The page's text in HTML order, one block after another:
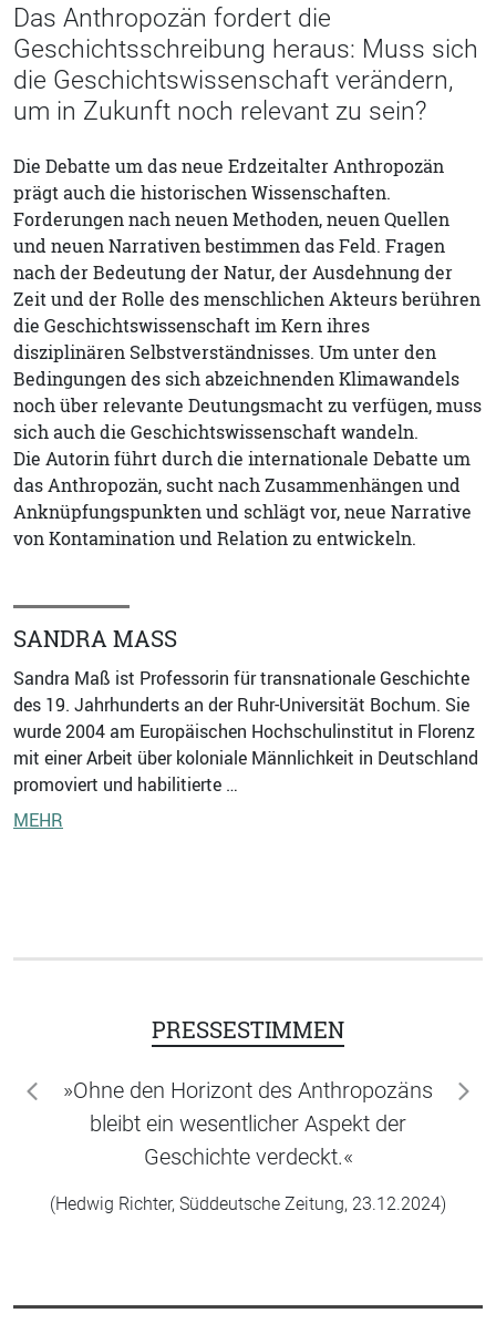
Das Anthropozän fordert die
Geschichtsschreibung heraus: Muss sich
die Geschichtswissenschaft verändern,
um in Zukunft noch relevant zu sein?
Die Debatte um das neue Erdzeitalter Anthropozän
prägt auch die historischen Wissenschaften.
Forderungen nach neuen Methoden, neuen Quellen
und neuen Narrativen bestimmen das Feld. Fragen
nach der Bedeutung der Natur, der Ausdehnung der
Zeit und der Rolle des menschlichen Akteurs berühren
die Geschichtswissenschaft im Kern ihres
disziplinären Selbstverständnisses. Um unter den
Bedingungen des sich abzeichnenden Klimawandels
noch über relevante Deutungsmacht zu verfügen, muss
sich auch die Geschichtswissenschaft wandeln.
Die Autorin führt durch die internationale Debatte um
das Anthropozän, sucht nach Zusammenhängen und
Anknüpfungspunkten und schlägt vor, neue Narrative
von Kontamination und Relation zu entwickeln.
SANDRA MASS
Sandra Maß ist Professorin für transnationale Geschichte
des 19. Jahrhunderts an der Ruhr-Universität Bochum. Sie
wurde 2004 am Europäischen Hochschulinstitut in Florenz
mit einer Arbeit über koloniale Männlichkeit in Deutschland
promoviert und habilitierte …
MEHR
PRESSESTIMMEN
»Ohne den Horizont des Anthropozäns
bleibt ein wesentlicher Aspekt der
Geschichte verdeckt.«
(Hedwig Richter, Süddeutsche Zeitung, 23.12.2024)
zurück